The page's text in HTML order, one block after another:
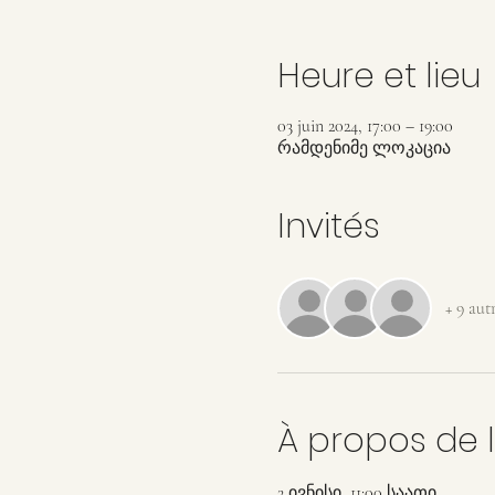
Heure et lieu
03 juin 2024, 17:00 – 19:00
რამდენიმე ლოკაცია
Invités
+ 9
À propos de